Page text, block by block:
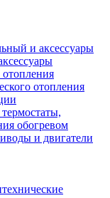
и аксессуары
отопления
обогревом
и двигатели